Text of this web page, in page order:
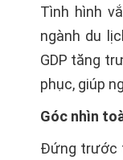
Tình hình
ngành du
GDP tăng
phục, giúp
Góc nhìn
Đứng trước